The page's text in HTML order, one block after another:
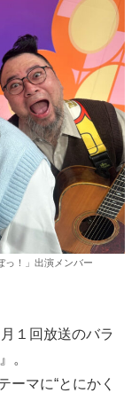
っ！」出演メンバー
１回放送のバラ
。
ーマに“とにかく